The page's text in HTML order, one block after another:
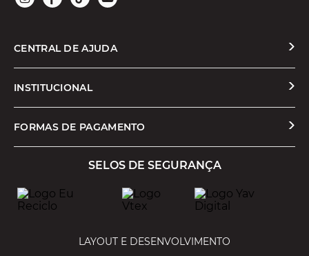
CENTRAL DE AJUDA
Solicitar Troca ou Devolução
Formas de Pagamento
Cashback
INSTITUCIONAL
Quem Somos
Trabalhe Conosco
Política de Privacidade
FORMAS DE PAGAMENTO
SELOS DE SEGURANÇA
LAYOUT E DESENVOLVIMENTO